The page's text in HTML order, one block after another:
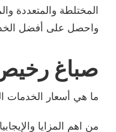
المختلطة والمتعددة
واحصل على أفضل
صباغ
ما هي أسعار الخدمات
من اهم المزايا